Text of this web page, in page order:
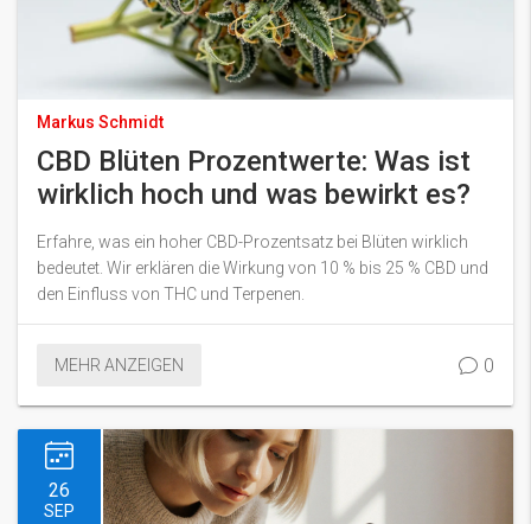
Markus Schmidt
CBD Blüten Prozentwerte: Was ist
wirklich hoch und was bewirkt es?
Erfahre, was ein hoher CBD-Prozentsatz bei Blüten wirklich
bedeutet. Wir erklären die Wirkung von 10 % bis 25 % CBD und
den Einfluss von THC und Terpenen.
MEHR ANZEIGEN 0
26
SEP